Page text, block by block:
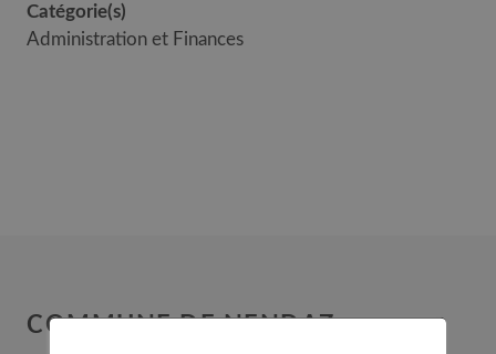
Catégorie(s)
Administration et Finances
COMMUNE DE NENDAZ